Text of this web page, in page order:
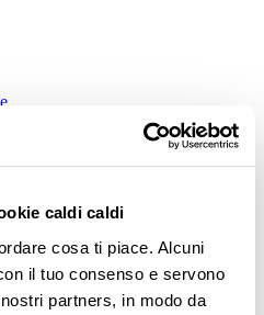
caldi caldi
cosa ti piace. Alcuni
il tuo consenso e servono
partners, in modo da